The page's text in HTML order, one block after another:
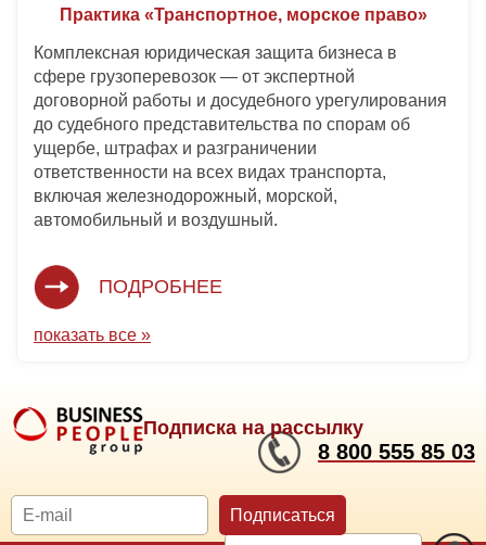
Практика «Транспортное, морское право»
Комплексная юридическая защита бизнеса в
сфере грузоперевозок — от экспертной
договорной работы и досудебного урегулирования
до судебного представительства по спорам об
ущербе, штрафах и разграничении
ответственности на всех видах транспорта,
включая железнодорожный, морской,
автомобильный и воздушный.
ПОДРОБНЕЕ
показать все »
Подписка на рассылку
8 800 555 85 03
Подписаться